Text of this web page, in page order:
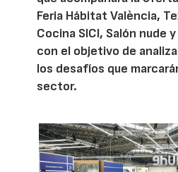
Feria Hábitat València,
Cocina SICI, Salón nude
con el objetivo de
los desafíos que
sector.